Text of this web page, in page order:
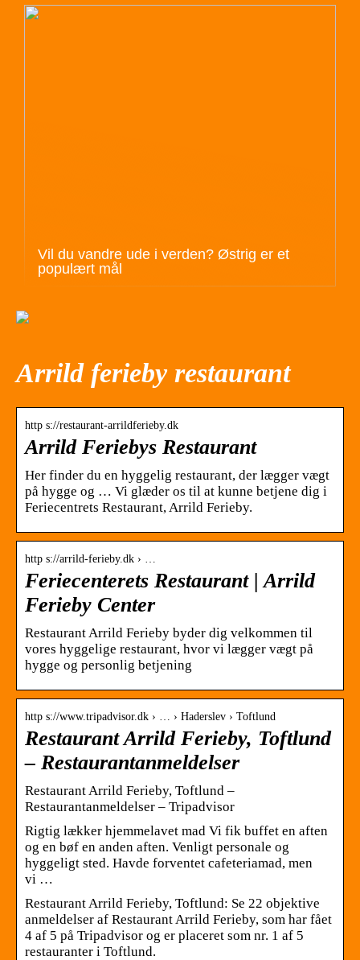
Vil du vandre ude i verden? Østrig er et
populært mål
Arrild ferieby restaurant
http s://restaurant-arrildferieby.dk
Arrild Feriebys Restaurant
Her finder du en hyggelig restaurant, der lægger vægt
på hygge og … Vi glæder os til at kunne betjene dig i
Feriecentrets Restaurant, Arrild Ferieby.
http s://arrild-ferieby.dk › …
Feriecenterets Restaurant | Arrild
Ferieby Center
Restaurant Arrild Ferieby byder dig velkommen til
vores hyggelige restaurant, hvor vi lægger vægt på
hygge og personlig betjening
http s://www.tripadvisor.dk › … › Haderslev › Toftlund
Restaurant Arrild Ferieby, Toftlund
– Restaurantanmeldelser
Restaurant Arrild Ferieby, Toftlund –
Restaurantanmeldelser – Tripadvisor
Rigtig lækker hjemmelavet mad Vi fik buffet en aften
og en bøf en anden aften. Venligt personale og
hyggeligt sted. Havde forventet cafeteriamad, men
vi …
Restaurant Arrild Ferieby, Toftlund: Se 22 objektive
anmeldelser af Restaurant Arrild Ferieby, som har fået
4 af 5 på Tripadvisor og er placeret som nr. 1 af 5
restauranter i Toftlund.